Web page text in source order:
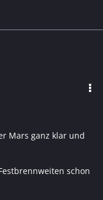
Mars ganz klar und
schon